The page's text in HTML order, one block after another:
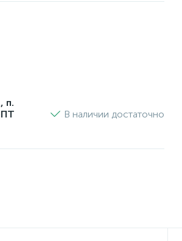
п.
ПТ
В наличии достаточно